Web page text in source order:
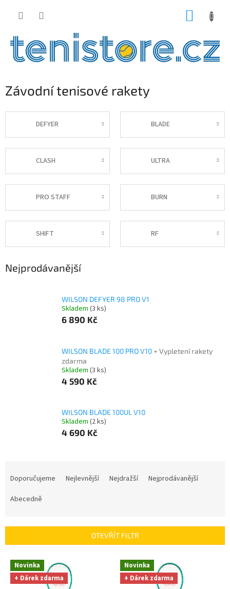
Závodní tenisové rakety
DEFYER BLADE
CLASH ULTRA
PRO STAFF BURN
SHIFT RF
Nejprodávanější
WILSON DEFYER 98 PRO V1
Skladem (3 ks)
6 890 Kč
WILSON BLADE 100 PRO V10 + Vypletení rakety
zdarma
Skladem (3 ks)
4 590 Kč
WILSON BLADE 100UL V10
Skladem (2 ks)
4 690 Kč
r
Doporučujeme Nejlevnější Nejdražší
Nejprodávanější
Abecedně
OTEVŘÍT FILTR
V
p
Novinka
+ Dárek zdarma
Novinka
+ Dárek zdarma